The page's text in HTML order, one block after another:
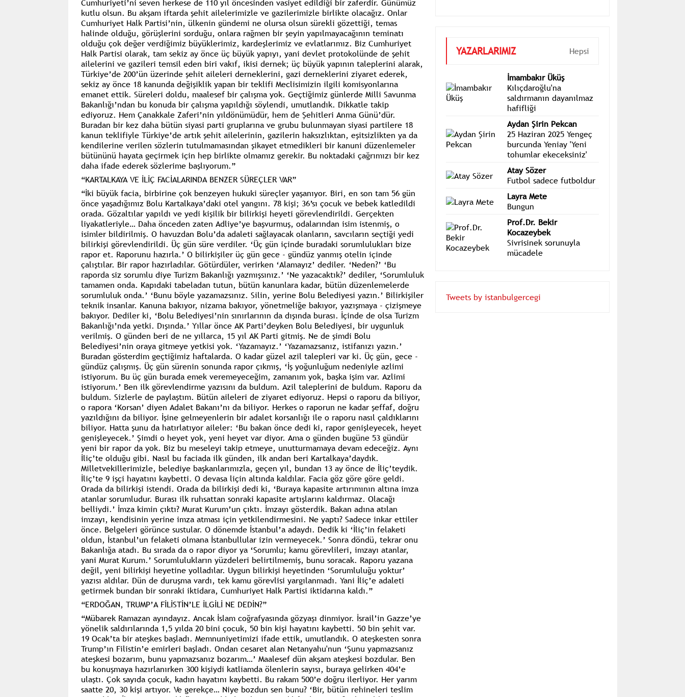
Cumhuriyeti’ni seven herkese de 110 yıl öncesinden vasiyet edildiği bir zaferdir. Günümüz
kutlu olsun. Bu akşam iftarda şehit ailelerimizle ve gazilerimizle birlikte olacağız. Onlar
Cumhuriyet Halk Partisi’nin, ülkenin gündemi ne olursa olsun sürekli gözettiği, temas
halinde olduğu, görüşlerini sorduğu, onlara rağmen bir şeyin yapılmayacağının teminatı
olduğu çok değer verdiğimiz büyüklerimiz, kardeşlerimiz ve evlatlarımız. Biz Cumhuriyet
Halk Partisi olarak, tam sekiz ay önce üç büyük yapıyı, yani devlet protokolünde de şehit
ailelerini ve gazileri temsil eden biri vakıf, ikisi dernek; üç büyük yapının taleplerini alarak,
Türkiye’de 200’ün üzerinde şehit aileleri derneklerini, gazi derneklerini ziyaret ederek,
sekiz ay önce 18 kanunda değişiklik yapan bir teklifi Meclisimizin ilgili komisyonlarına
emanet ettik. Süreleri doldu, maalesef bir çalışma yok. Geçtiğimiz günlerde Milli Savunma
Bakanlığı’ndan bu konuda bir çalışma yapıldığı söylendi, umutlandık. Dikkatle takip
ediyoruz. Hem Çanakkale Zaferi’nin yıldönümüdür, hem de Şehitleri Anma Günü’dür.
Buradan bir kez daha bütün siyasi parti gruplarına ve grubu bulunmayan siyasi partilere 18
kanun teklifiyle Türkiye’de artık şehit ailelerinin, gazilerin haksızlıktan, eşitsizlikten ya da
kendilerine verilen sözlerin tutulmamasından şikayet etmedikleri bir kanuni düzenlemeler
bütününü hayata geçirmek için hep birlikte olmamız gerekir. Bu noktadaki çağrımızı bir kez
daha ifade ederek sözlerime başlıyorum.”
“KARTALKAYA VE İLİÇ FACİALARINDA BENZER SÜREÇLER VAR”
“İki büyük facia, birbirine çok benzeyen hukuki süreçler yaşanıyor. Biri, en son tam 56 gün
önce yaşadığımız Bolu Kartalkaya’daki otel yangını. 78 kişi; 36’sı çocuk ve bebek katledildi
orada. Gözaltılar yapıldı ve yedi kişilik bir bilirkişi heyeti görevlendirildi. Gerçekten
liyakatleriyle… Daha önceden zaten Adliye’ye başvurmuş, odalarından isim istenmiş, o
isimler bildirilmiş. O havuzdan Bolu’da adaleti sağlayacak olanların, savcıların seçtiği yedi
bilirkişi görevlendirildi. Üç gün süre verdiler. ‘Üç gün içinde buradaki sorumlulukları bize
rapor et. Raporunu hazırla.’ O bilirkişiler üç gün gece - gündüz yanmış otelin içinde
çalıştılar. Bir rapor hazırladılar. Götürdüler, verirken ‘Alamayız’ dediler. ‘Neden?’ ‘Bu
raporda siz sorumlu diye Turizm Bakanlığı yazmışsınız.’ ‘Ne yazacaktık?’ dediler, ‘Sorumluluk
tamamen onda. Kapıdaki tabeladan tutun, bütün kanunlara kadar, bütün düzenlemelerde
sorumluluk onda.’ ‘Bunu böyle yazamazsınız. Silin, yerine Bolu Belediyesi yazın.’ Bilirkişiler
teknik insanlar. Kanuna bakıyor, nizama bakıyor, yönetmeliğe bakıyor, yazışmaya - çizişmeye
bakıyor. Dediler ki, ‘Bolu Belediyesi’nin sınırlarının da dışında burası. İçinde de olsa Turizm
Bakanlığı’nda yetki. Dışında.’ Yıllar önce AK Parti’deyken Bolu Belediyesi, bir uygunluk
verilmiş. O günden beri de ne yıllarca, 15 yıl AK Parti gitmiş. Ne de şimdi Bolu
Belediyesi’nin oraya gitmeye yetkisi yok. ‘Yazamayız.’ ‘Yazamazsanız, istifanızı yazın.’
Buradan gösterdim geçtiğimiz haftalarda. O kadar güzel azil talepleri var ki. Üç gün, gece -
gündüz çalışmış. Üç gün sürenin sonunda rapor çıkmış, ‘İş yoğunluğum nedeniyle azlimi
istiyorum. Bu üç gün burada emek veremeyeceğim, zamanım yok, başka işim var. Azlimi
istiyorum.’ Ben ilk görevlendirme yazısını da buldum. Azil taleplerini de buldum. Raporu da
buldum. Sizlerle de paylaştım. Bütün aileleri de ziyaret ediyoruz. Hepsi o raporu da biliyor,
o rapora ‘Korsan’ diyen Adalet Bakanı’nı da biliyor. Herkes o raporun ne kadar şeffaf, doğru
yazıldığını da biliyor. İşine gelmeyenlerin bir adalet korsanlığı ile o raporu nasıl çaldıklarını
biliyor. Hatta şunu da hatırlatıyor aileler: ‘Bu bakan önce dedi ki, rapor genişleyecek, heyet
genişleyecek.’ Şimdi o heyet yok, yeni heyet var diyor. Ama o günden bugüne 53 gündür
yeni bir rapor da yok. Biz bu meseleyi takip etmeye, unutturmamaya devam edeceğiz. Aynı
İliç’te olduğu gibi. Nasıl bu faciada ilk günden, ilk andan beri Kartalkaya’daydık.
Milletvekillerimizle, belediye başkanlarımızla, geçen yıl, bundan 13 ay önce de İliç’teydik.
İliç’te 9 işçi hayatını kaybetti. O devasa liçin altında kaldılar. Facia göz göre göre geldi.
Orada da bilirkişi istendi. Orada da bilirkişi dedi ki, ‘Buraya kapasite artırımının altına imza
atanlar sorumludur. Burası ilk ruhsattan sonraki kapasite artışlarını kaldırmaz. Olacağı
belliydi.’ İmza kimin çıktı? Murat Kurum’un çıktı. İmzayı gösterdik. Bakan adına atılan
imzayı, kendisinin yerine imza atması için yetkilendirmesini. Ne yaptı? Sadece inkar ettiler
önce. Belgeleri görünce sustular. O dönemde İstanbul’a adaydı. Dedik ki ‘İliç’in felaketi
oldun, İstanbul’un felaketi olmana İstanbullular izin vermeyecek.’ Sonra döndü, tekrar onu
Bakanlığa atadı. Bu sırada da o rapor diyor ya ‘Sorumlu; kamu görevlileri, imzayı atanlar,
yani Murat Kurum.’ Sorumlulukların yüzdeleri belirtilmemiş, bunu soracak. Raporu yazana
değil, yeni bilirkişi heyetine yolladılar. Uygun bilirkişi heyetinden ‘Sorumluluğu yoktur’
yazısı aldılar. Dün de duruşma vardı, tek kamu görevlisi yargılanmadı. Yani İliç’e adaleti
getirmek bundan bir sonraki iktidara, Cumhuriyet Halk Partisi iktidarına kaldı.”
“ERDOĞAN, TRUMP’A FİLİSTİN’LE İLGİLİ NE DEDİN?”
“Mübarek Ramazan ayındayız. Ancak İslam coğrafyasında gözyaşı dinmiyor. İsrail’in Gazze’ye
yönelik saldırılarında 1,5 yılda 20 bini çocuk, 50 bin kişi hayatını kaybetti. 50 bin şehit var.
19 Ocak’ta bir ateşkes başladı. Memnuniyetimizi ifade ettik, umutlandık. O ateşkesten sonra
Trump’ın Filistin’e emirleri başladı. Ondan cesaret alan Netanyahu'nun ‘Şunu yapmazsanız
ateşkesi bozarım, bunu yapmazsanız bozarım…’ Maalesef dün akşam ateşkesi bozdular. Ben
bu konuşmaya hazırlanırken 300 kişiydi katliamda ölenlerin sayısı, buraya gelirken 404’e
ulaştı. Çok sayıda çocuk, kadın hayatını kaybetti. Bu rakam 500’e doğru ilerliyor. Her yarım
saatte 20, 30 kişi artıyor. Ve gerekçe… Niye bozdun sen bunu? ‘Bir, bütün rehineleri teslim
İmambakır Üküş
Kılıçdaroğlu'na
saldırmanın dayanılmaz
hafifliği
Aydan Şirin Pekcan
25 Haziran 2025 Yengeç
burcunda Yeniay 'Yeni
tohumlar ekeceksiniz'
Atay Sözer
Futbol sadece futboldur
Layra Mete
Bungun
Prof.Dr. Bekir
Kocazeybek
Sivrisinek sorunuyla